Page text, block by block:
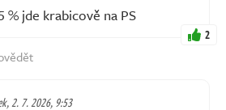
% jde krabicově na PS
2
2. 7. 2026, 9:53